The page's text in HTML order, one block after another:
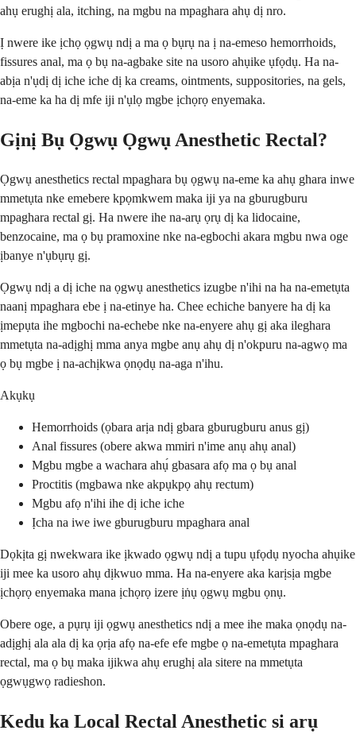
ahụ erughị ala, itching, na mgbu na mpaghara ahụ dị nro.
Ị nwere ike ịchọ ọgwụ ndị a ma ọ bụrụ na ị na-emeso hemorrhoids,
fissures anal, ma ọ bụ na-agbake site na usoro ahụike ụfọdụ. Ha na-
abịa n'ụdị dị iche iche dị ka creams, ointments, suppositories, na gels,
na-eme ka ha dị mfe iji n'ụlọ mgbe ịchọrọ enyemaka.
Gịnị Bụ Ọgwụ Ọgwụ Anesthetic Rectal?
Ọgwụ anesthetics rectal mpaghara bụ ọgwụ na-eme ka ahụ ghara inwe
mmetụta nke emebere kpọmkwem maka iji ya na gburugburu
mpaghara rectal gị. Ha nwere ihe na-arụ ọrụ dị ka lidocaine,
benzocaine, ma ọ bụ pramoxine nke na-egbochi akara mgbu nwa oge
ịbanye n'ụbụrụ gị.
Ọgwụ ndị a dị iche na ọgwụ anesthetics izugbe n'ihi na ha na-emetụta
naanị mpaghara ebe ị na-etinye ha. Chee echiche banyere ha dị ka
ịmepụta ihe mgbochi na-echebe nke na-enyere ahụ gị aka ileghara
mmetụta na-adịghị mma anya mgbe anụ ahụ dị n'okpuru na-agwọ ma
ọ bụ mgbe ị na-achịkwa ọnọdụ na-aga n'ihu.
Akụkụ
Hemorrhoids (ọbara arịa ndị gbara gburugburu anus gị)
Anal fissures (obere akwa mmiri n'ime anụ ahụ anal)
Mgbu mgbe a wachara ahụ́ gbasara afọ ma ọ bụ anal
Proctitis (mgbawa nke akpụkpọ ahụ rectum)
Mgbu afọ n'ihi ihe dị iche iche
Ịcha na iwe iwe gburugburu mpaghara anal
Dọkịta gị nwekwara ike ịkwado ọgwụ ndị a tupu ụfọdụ nyocha ahụike
iji mee ka usoro ahụ dịkwuo mma. Ha na-enyere aka karịsịa mgbe
ịchọrọ enyemaka mana ịchọrọ izere ịṅụ ọgwụ mgbu ọnụ.
Obere oge, a pụrụ iji ọgwụ anesthetics ndị a mee ihe maka ọnọdụ na-
adịghị ala ala dị ka ọrịa afọ na-efe efe mgbe ọ na-emetụta mpaghara
rectal, ma ọ bụ maka ijikwa ahụ erughị ala sitere na mmetụta
ọgwụgwọ radieshon.
Kedu ka Local Rectal Anesthetic si arụ